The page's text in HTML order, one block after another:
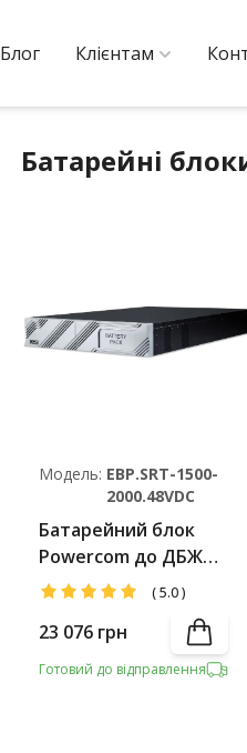
Блог Клієнтам
Батарейні
Модель: EBP.SRT-1500-
2000.48VDC
Батарейний блок
Powercom до ДБЖ
SRT-1500/2000
(5.0)
23 076 грн
Готовий до відправлення